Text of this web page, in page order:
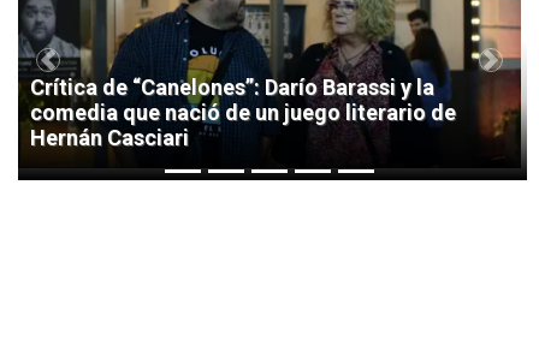
Crítica de “Canelones”: Darío Barassi y la
comedia que nació de un juego literario de
Hernán Casciari
Previous Next